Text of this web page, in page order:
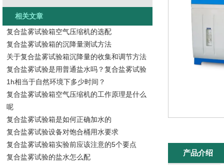
产品介绍
相关文章
复合盐雾试验箱空气压缩机的选配
复合盐雾试验箱的沉降量测试方法
关于复合盐雾试验箱沉降量的收集和调节方法
复合盐雾试验是用普通盐水吗？复合盐雾试验
1h相当于自然环境下多少时间？
复合盐雾试验箱空气压缩机的工作原理是什么
呢
复合盐雾试验箱是如何正确加水的
复合盐雾试验设备对饱合桶用水要求
复合盐雾试验箱实验前应该注意的5个要点
复合盐雾试验的盐水怎么配